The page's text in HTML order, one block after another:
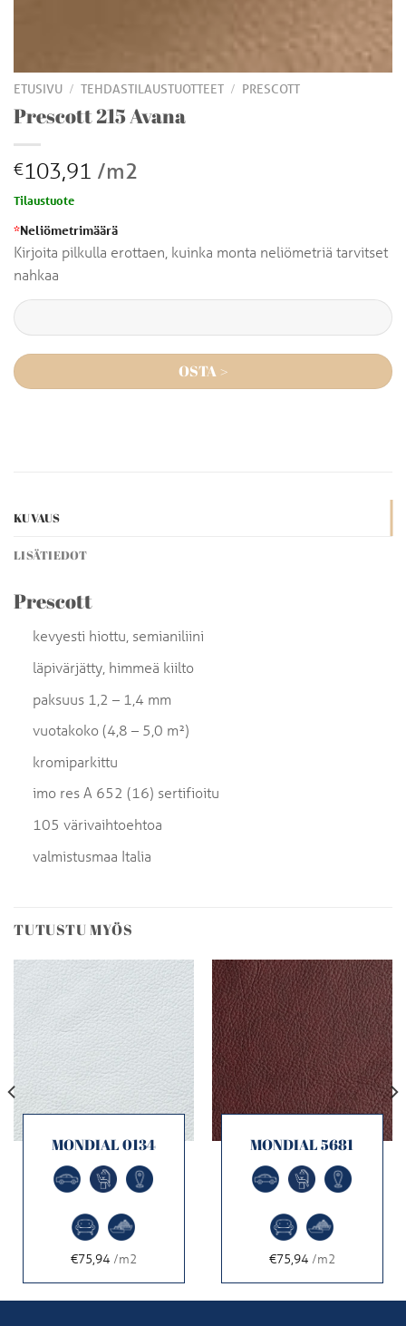
ETUSIVU / TEHDASTILAUSTUOTTEET / PRESCOTT
Prescott 215 Avana
€103,91 /m2
Tilaustuote
*Neliömetrimäärä
Kirjoita pilkulla erottaen, kuinka monta neliömetriä tarvitset
nahkaa
OSTA >
KUVAUS
LISÄTIEDOT
Prescott
kevyesti hiottu, semianiliini
läpivärjätty, himmeä kiilto
paksuus 1,2 – 1,4 mm
vuotakoko (4,8 – 5,0 m²)
kromiparkittu
imo res A 652 (16) sertifioitu
105 värivaihtoehtoa
valmistusmaa Italia
TUTUSTU MYÖS
MONDIAL 0134
€75,94/m2
MONDIAL 5681
€75,94/m2